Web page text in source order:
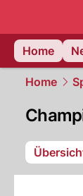
Home
Home